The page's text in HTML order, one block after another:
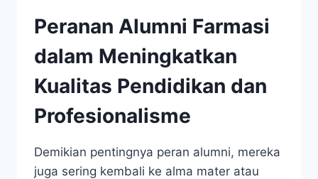
Peranan Alumni Farmasi
dalam Meningkatkan
Kualitas Pendidikan dan
Profesionalisme
Demikian pentingnya peran alumni, mereka
juga sering kembali ke alma mater atau